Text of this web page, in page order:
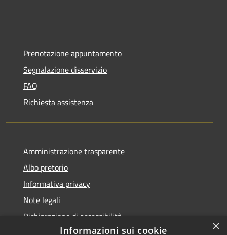
Prenotazione appuntamento
Segnalazione disservizio
FAQ
Richiesta assistenza
Amministrazione trasparente
Albo pretorio
Informativa privacy
Note legali
Dichiarazione di accessibilità
×
Informazioni sui cookie